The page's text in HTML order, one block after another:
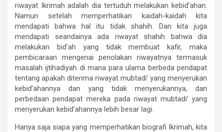
riwayat Ikrimah adalah dia tertuduh melakukan kebid’ahan.
Namun setelah memperhatikan kaidah-kaidah kita
mendapati bahwa hal itu tidak shahih. Dan kita juga
mendapati seandainya ada riwayat shahih bahwa dia
melakukan bid’ah yang tidak membuat kafir, maka
pembicaraan mengenai penolakan riwayatnya termasuk
masalah ijtihadiyah di mana para ulama berbeda pendapat
tentang apakah diterima riwayat mubtadi’ yang menyerukan
kebid’ahannya dan yang tidak menyerukannya, dan
perbedaan pendapat mereka pada riwayat mubtadi’ yang
menyerukan kebid’ahannya lebih besar lagi.
Hanya saja siapa yang memperhatikan biografi Ikrimah, kita